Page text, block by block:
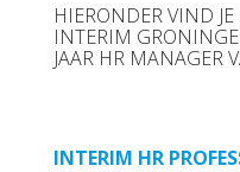
HIERONDER VIND
INTERIM
JAAR HR MANAGER
INTERIM HR